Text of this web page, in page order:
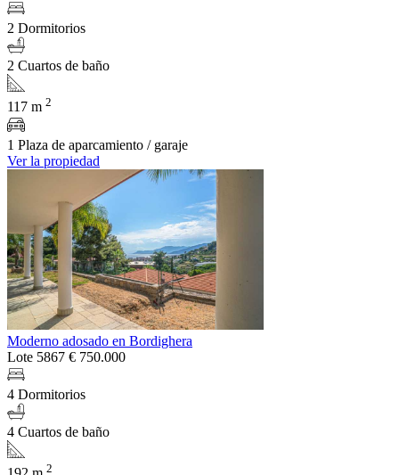
2 Dormitorios
2 Cuartos de baño
117 m 2
1 Plaza de aparcamiento / garaje
Ver la propiedad
Moderno adosado en Bordighera
Lote 5867 € 750.000
4 Dormitorios
4 Cuartos de baño
2